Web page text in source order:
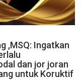
,MSQ: Ingatkan
dan jor joran
untuk Koruktif